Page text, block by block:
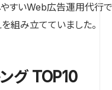
すいWeb広告運用代行
組み立てていました。
グ TOP10